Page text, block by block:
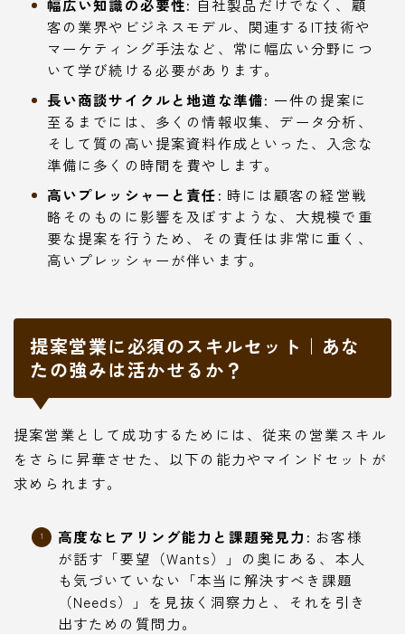
幅広い知識の必要性: 自社製品だけでなく、顧
客の業界やビジネスモデル、関連するIT技術や
マーケティング手法など、常に幅広い分野につ
いて学び続ける必要があります。
長い商談サイクルと地道な準備: 一件の提案に
至るまでには、多くの情報収集、データ分析、
そして質の高い提案資料作成といった、入念な
準備に多くの時間を費やします。
高いプレッシャーと責任: 時には顧客の経営戦
略そのものに影響を及ぼすような、大規模で重
要な提案を行うため、その責任は非常に重く、
高いプレッシャーが伴います。
提案営業に必須のスキルセット｜あな
たの強みは活かせるか？
提案営業として成功するためには、従来の営業スキル
をさらに昇華させた、以下の能力やマインドセットが
求められます。
高度なヒアリング能力と課題発見力: お客様
が話す「要望（Wants）」の奥にある、本人
も気づいていない「本当に解決すべき課題
（Needs）」を見抜く洞察力と、それを引き
出すための質問力。